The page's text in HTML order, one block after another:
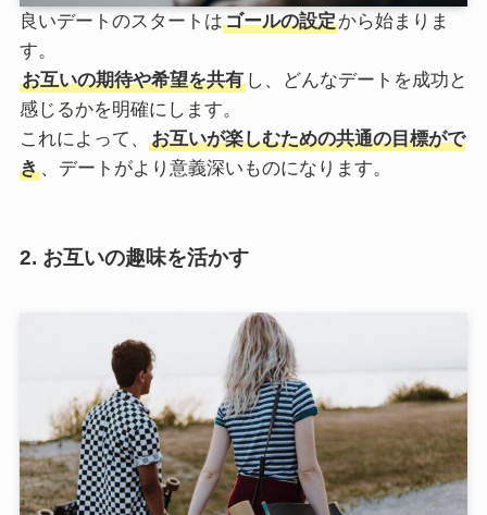
良いデートのスタートはゴールの設定から始まりま
す。
お互いの期待や希望を共有し、どんなデートを成功と
感じるかを明確にします。
これによって、
お互いが楽しむための共通の目標がで
き、デートがより意義深いものになります。
2. お互いの趣味を活かす